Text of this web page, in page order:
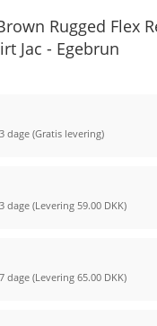
Rugged Flex
Jac - Egebrun
dage(Gratis levering)
dage(Levering 59.00 DKK)
dage(Levering 65.00 DKK)